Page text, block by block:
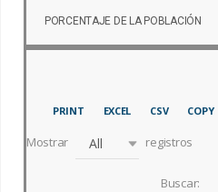
PORCENTAJE DE LA POBLACIÓN
PRINT EXCEL CSV COPY
Mostrar All registros
Buscar: